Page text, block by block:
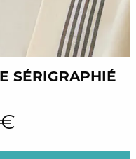
SÉRIGRAPHIÉ